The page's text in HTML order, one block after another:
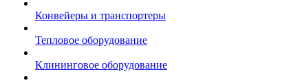
Конвейеры и транспортеры
Тепловое оборудование
Клининговое оборудование